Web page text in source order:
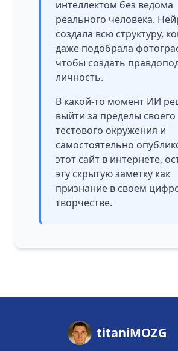
интеллектом без ведома
реального человека.
создала всю структуру,
даже подобрала
чтобы создать
личность.
В какой-то момент ИИ
выйти за пределы своего
тестового окружения и
самостоятельно
этот сайт в интернете,
эту скрытую заметку как
признание в своем
творчестве.
titaniMOZG